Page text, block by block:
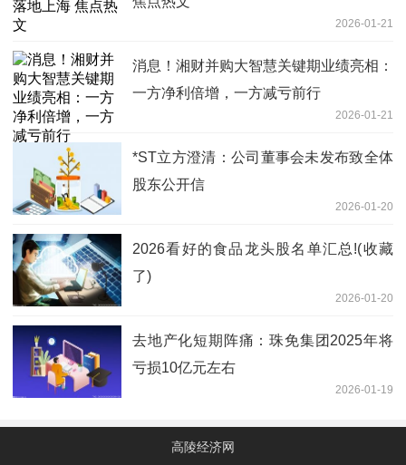
2026-01-21
消息！湘财并购大智慧关键期业绩亮相：
一方净利倍增，一方减亏前行
2026-01-21
*ST立方澄清：公司董事会未发布致全体
股东公开信
2026-01-20
2026看好的食品龙头股名单汇总!(收藏
了)
2026-01-20
去地产化短期阵痛：珠免集团2025年将
亏损10亿元左右
2026-01-19
高陵经济网